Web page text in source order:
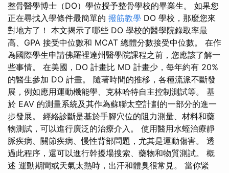
整骨醫學博士（DO）學位授予整骨學校的畢業生。 如果您
正在尋找入學條件最簡單的 撥筋教學 DO 學校，那麼您來
對地方了！ 本文揭示了哪些 DO 學校的醫學院錄取率最
高、GPA 接受中位數和 MCAT 總體分數接受中位數。 在作
為國際學生申請佛羅裡達州醫學院課程之前，您應該了解一
些事情。 在美國，DO 計畫比 MD 計畫少，每年約有 20%
的醫生參加 DO 計畫。 隨著時間的推移，各種流派不斷發
展，例如應用運動機能學、克林哈特自主控制測試等。 基
於 EAV 的測量系統及其作為蘇聯太空計劃的一部分的進一
步發展。 經絡診斷是基於手腳穴位的阻力測量、材料和藥
物測試，可以進行廣泛的治療介入。 使用醫用水蛭治療靜
脈疾病、關節疾病、慢性背部問題，尤其是運動傷害。 透
過此程序，還可以進行幹擾場搜索、藥物和物質測試。 概
述 運動期間或天氣太熱時，出汗和體臭很常見。 當你緊